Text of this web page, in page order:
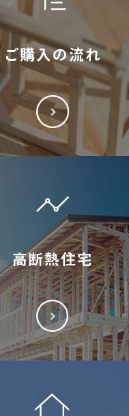
ご購入の流れ
高断熱住宅